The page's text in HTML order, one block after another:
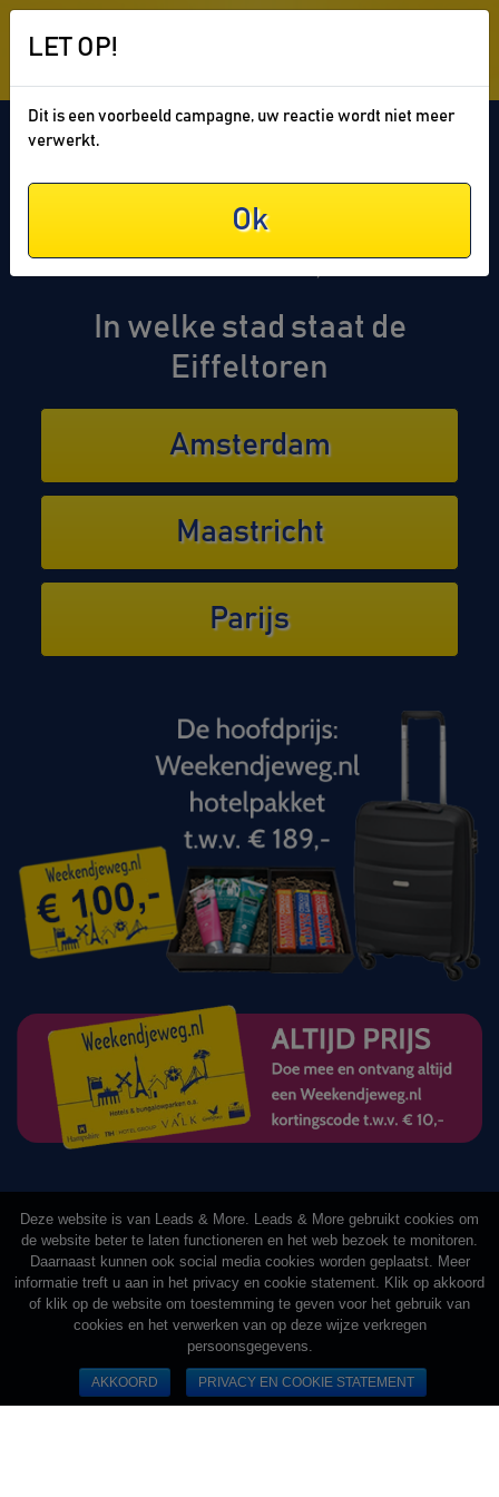
LET OP!
Dit is een voorbeeld campagne, uw reactie wordt niet meer
verwerkt.
Ok
Raad en maak kans op een
Weekendjeweg.nl hotelpakket
t.w.v. € 189,-
In welke stad staat de
Eiffeltoren
Amsterdam
Maastricht
Parijs
Deze website is van Leads & More. Leads & More gebruikt cookies om
de website beter te laten functioneren en het web bezoek te monitoren.
Daarnaast kunnen ook social media cookies worden geplaatst. Meer
informatie treft u aan in het privacy en cookie statement. Klik op akkoord
of klik op de website om toestemming te geven voor het gebruik van
cookies en het verwerken van op deze wijze verkregen
persoonsgegevens.
AKKOORD PRIVACY EN COOKIE STATEMENT